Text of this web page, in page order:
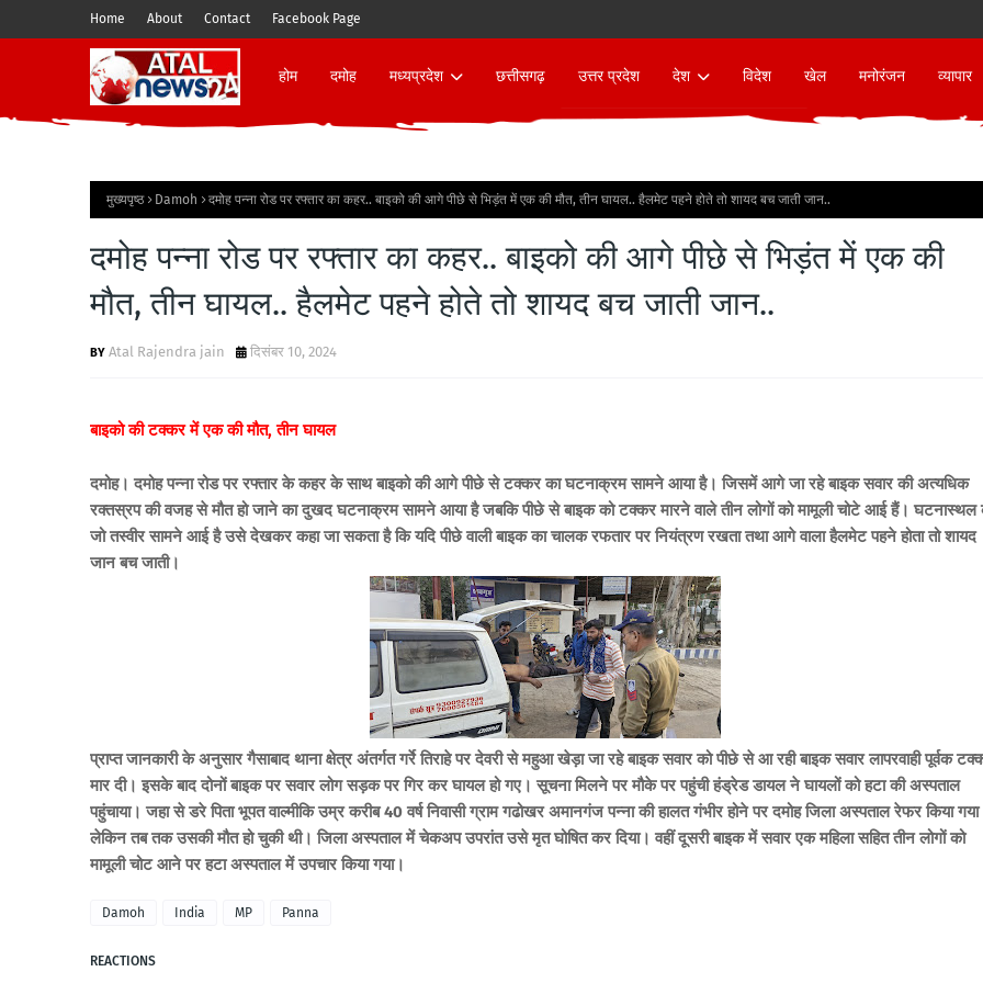
Home About Contact Facebook Page
होम दमोह मध्यप्रदेश छत्तीसगढ़ उत्तर प्रदेश देश विदेश खेल मनोरंजन व्यापार
मुख्यपृष्ठ Damoh दमोह पन्ना रोड पर रफ्तार का कहर.. बाइको की आगे पीछे से भिड़ंत में एक की मौत, तीन घायल.. हैलमेट पहने होते तो शायद बच जाती जान..
दमोह पन्ना रोड पर रफ्तार का कहर.. बाइको की आगे पीछे से भिड़ंत में एक की
मौत, तीन घायल.. हैलमेट पहने होते तो शायद बच जाती जान..
Atal Rajendra jain दिसंबर 10, 2024
बाइको की टक्कर में एक की मौत, तीन घायल
दमोह। दमोह पन्ना रोड पर रफ्तार के कहर के साथ बाइको की आगे पीछे से टक्कर का घटनाक्रम सामने आया है। जिसमें आगे जा रहे बाइक सवार की अत्यधिक
रक्तस्रप की वजह से मौत हो जाने का दुखद घटनाक्रम सामने आया है जबकि पीछे से बाइक को टक्कर मारने वाले तीन लोगों को मामूली चोटे आई हैं। घटनास्थल
जो तस्वीर सामने आई है उसे देखकर कहा जा सकता है कि यदि पीछे वाली बाइक का चालक रफतार पर नियंत्रण रखता तथा आगे वाला हैलमेट पहने होता तो शायद
जान बच जाती।
प्राप्त जानकारी के अनुसार गैसाबाद थाना क्षेत्र अंतर्गत गर्रे तिराहे पर देवरी से महुआ खेड़ा जा रहे बाइक सवार को पीछे से आ रही बाइक सवार लापरवाही पूर्वक
मार दी। इसके बाद दोनों बाइक पर सवार लोग सड़क पर गिर कर घायल हो गए। सूचना मिलने पर मौके पर पहुंची हंड्रेड डायल नेघायलों को हटा की अस्पताल
पहुंचाया। जहा से डरे पिता भूपत वाल्मीकि उम्र करीब 40 वर्ष निवासी ग्राम गढोखर अमानगंज पन्ना की हालत गंभीर होने पर दमोह जिला अस्पताल रेफर किया
लेकिन तब तक उसकी मौत हो चुकी थी। जिला अस्पताल में चेकअप उपरांत उसे मृत घोषित कर दिया। वहीं दूसरी बाइक में सवार एक महिला सहित तीन लोगों को
मामूली चोट आने पर हटा अस्पताल में उपचार किया गया।
Damoh India MP Panna
REACTIONS